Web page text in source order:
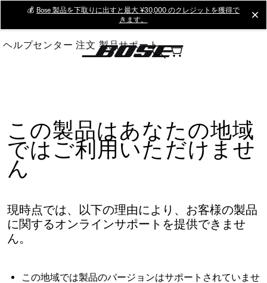
Main
💰 Bose 製品を下取りに出すと最大 ¥30,000 のクレジットを獲得で
きます。
ヘルプセンター 注文 製品サポート
この製品はあなたの地域
ではご利用いただけませ
ん
現時点では、以下の理由により、お客様の製品
に関するオンラインサポートを提供できませ
ん。
この地域では製品のバージョンはサポートされていませ